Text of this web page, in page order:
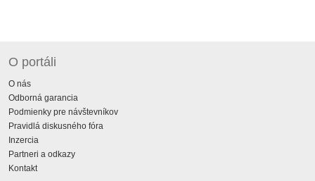
O portáli
O nás
Odborná garancia
Podmienky pre návštevníkov
Pravidlá diskusného fóra
Inzercia
Partneri a odkazy
Kontakt